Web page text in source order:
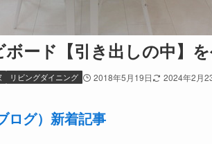
ード【引き出しの中】を
リビングダイニング 2018年5月19日 2024年2月
ログ）新着記事